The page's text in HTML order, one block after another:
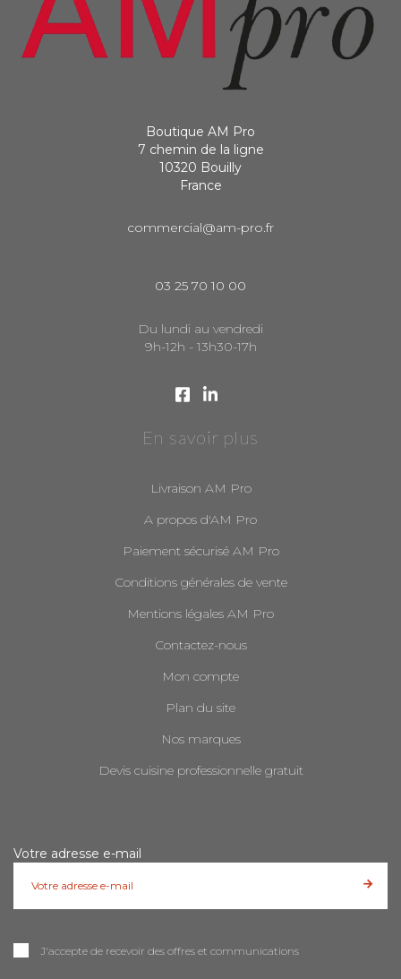
Boutique AM Pro
7 chemin de la ligne
10320 Bouilly
France
commercial@am-pro.fr
03 25 70 10 00
Du lundi au vendredi
9h-12h - 13h30-17h
En savoir plus
Livraison AM Pro
A propos d'AM Pro
Paiement sécurisé AM Pro
Conditions générales de vente
Mentions légales AM Pro
Contactez-nous
Mon compte
Plan du site
Nos marques
Devis cuisine professionnelle gratuit
Votre adresse e-mail
J'accepte de recevoir des offres et communications